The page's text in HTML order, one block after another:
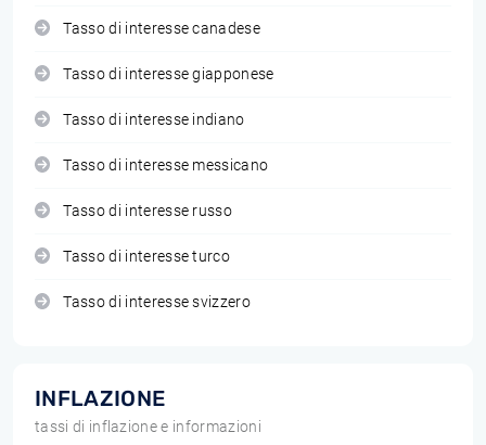
Tasso di interesse canadese
Tasso di interesse giapponese
Tasso di interesse indiano
Tasso di interesse messicano
Tasso di interesse russo
Tasso di interesse turco
Tasso di interesse svizzero
INFLAZIONE
tassi di inflazione e informazioni